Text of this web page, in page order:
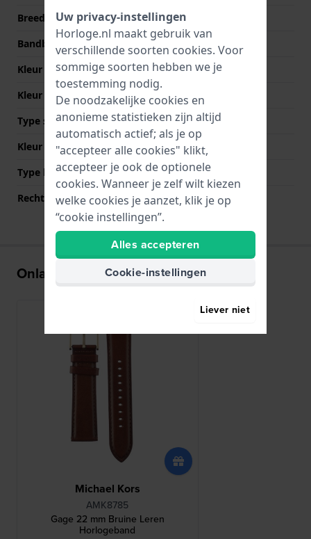
Breedte bandaanzet
22 mm
Bandbreedte bij sluiting
Kleur Band
Bruin
Kleur stiksel
Bruin
Type sluiting
Gesp
Kleur sluiting
Goud
Type bevestiging
Quick release pushpins
Rechte bandaanzet
Ja
Onlangs bekeken
Michael Kors
AMK8785
Gage 22 mm Bruine Leren
Horlogeband
Uw privacy-instellingen
Horloge.nl maakt gebruik van
verschillende soorten cookies. Voor
sommige soorten hebben we je
toestemming nodig.
De noodzakelijke cookies en
anonieme statistieken zijn altijd
automatisch actief; als je op
"accepteer alle cookies" klikt,
accepteer je ook de optionele
cookies. Wanneer je zelf wilt kiezen
welke cookies je aanzet, klik je op
“cookie instellingen”.
Alles accepteren
Cookie-instellingen
Liever niet